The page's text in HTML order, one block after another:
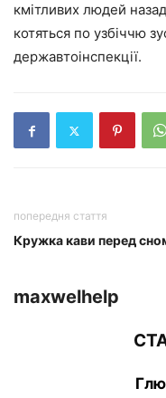
кмітливих людей
котяться по узбіччю
державтоінспекції.
попередня стаття
Кружка кави перед
maxwelhelp